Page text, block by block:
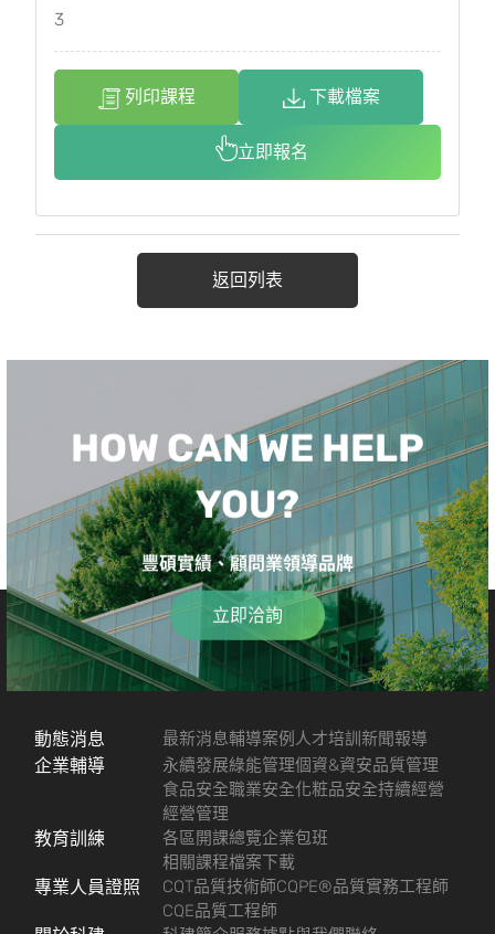
3
列印課程 下載檔案
立即報名
返回列表
HOW CAN WE HELP
YOU?
豐碩實績、顧問業領導品牌
立即洽詢
動態消息 最新消息輔導案例 人才培訓新聞報導
企業輔導 永續發展綠能管理個資&資安品質管理
食品安全職業安全化粧品安全持續經營
經營管理
教育訓練 各區開課總覽企業包班
相關課程檔案下載
專業人員證照 CQT品質技術師CQPE®品質實務工程師
CQE品質工程師